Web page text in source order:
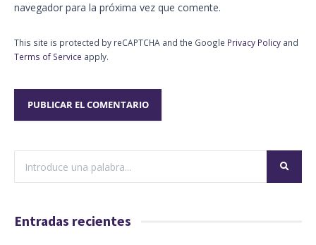
navegador para la próxima vez que comente.
This site is protected by reCAPTCHA and the Google Privacy Policy and
Terms of Service apply.
Entradas recientes